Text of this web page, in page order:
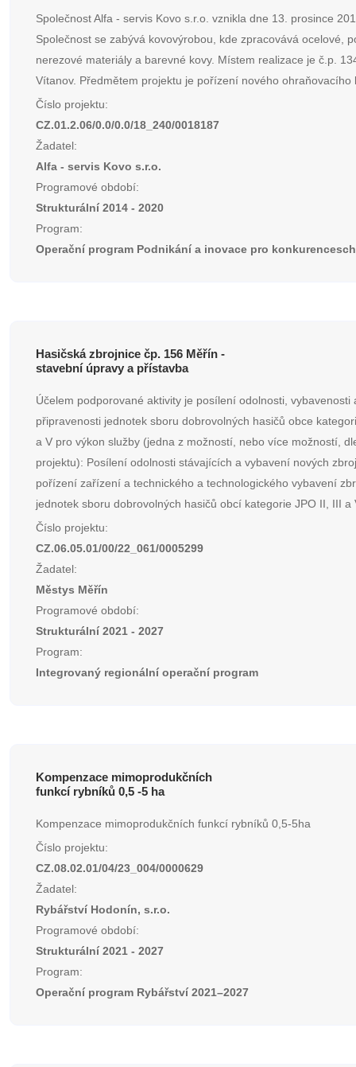
Společnost Alfa - servis Kovo s.r.o. vznikla dne 13. prosince
Společnost se zabývá kovovýrobou, kde zpracovává ocelové,
nerezové materiály a barevné kovy. Místem realizace je č.p.
Vítanov. Předmětem projektu je pořízení nového ohraňovacího
Číslo projektu:
CZ.01.2.06/0.0/0.0/18_240/0018187
Žadatel:
Alfa - servis Kovo s.r.o.
Programové období:
Strukturální 2014 - 2020
Program:
Operační program Podnikání a inovace pro
Hasičská zbrojnice čp. 156 Měřín -
stavební úpravy a přístavba
Účelem podporované aktivity je posílení odolnosti, vybavenosti
připravenosti jednotek sboru dobrovolných hasičů obce
a V pro výkon služby (jedna z možností, nebo více možností,
projektu): Posílení odolnosti stávajících a vybavení nových
pořízení zařízení a technického a technologického vybavení
jednotek sboru dobrovolných hasičů obcí kategorie JPO II, III a
Číslo projektu:
CZ.06.05.01/00/22_061/0005299
Žadatel:
Městys Měřín
Programové období:
Strukturální 2021 - 2027
Program:
Integrovaný regionální operační program
Kompenzace mimoprodukčních
funkcí rybníků 0,5 -5 ha
Kompenzace mimoprodukčních funkcí rybníků 0,5-5ha
Číslo projektu:
CZ.08.02.01/04/23_004/0000629
Žadatel:
Rybářství Hodonín, s.r.o.
Programové období:
Strukturální 2021 - 2027
Program:
Operační program Rybářství 2021–2027